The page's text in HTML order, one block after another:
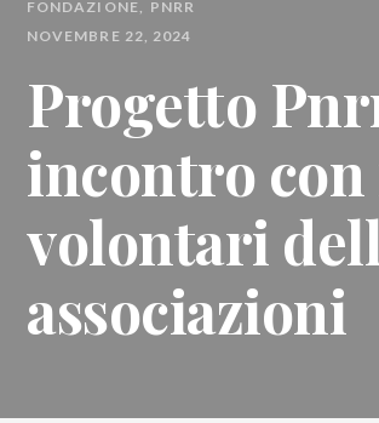
FONDAZIONE
PNRR
NOVEMBRE 22, 2024
Progetto
incontro con
volontari
associazioni